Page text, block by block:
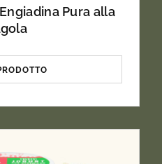
Pura alla